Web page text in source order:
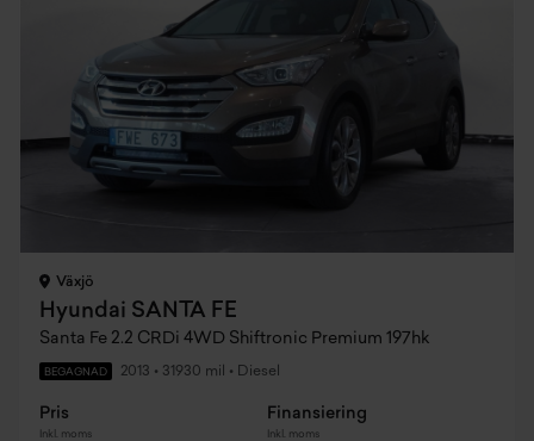
Växjö
Hyundai SANTA FE
Santa Fe 2.2 CRDi 4WD Shiftronic Premium 197hk
BEGAGNAD 2013 • 31930 mil • Diesel
Pris
Inkl. moms
Finansiering
Inkl. moms